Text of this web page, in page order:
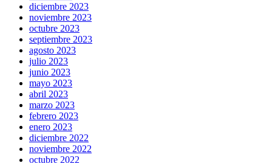
diciembre 2023
noviembre 2023
octubre 2023
septiembre 2023
agosto 2023
julio 2023
junio 2023
mayo 2023
abril 2023
marzo 2023
febrero 2023
enero 2023
diciembre 2022
noviembre 2022
octubre 2022